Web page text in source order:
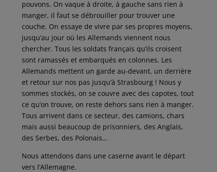
pouvons. On vaque à droite, à gauche sans rien à
manger, il faut se débrouiller pour trouver une
couche. On essaye de vivre par ses propres moyens,
jusqu’au jour où les Allemands viennent nous
chercher. Tous les soldats français qu’ils croisent
sont ramassés et embarqués en colonnes. Les
Allemands mettent un garde au-devant, un derrière
et retour sur nos pas jusqu’à Strasbourg ! Nous y
sommes stockés, on se couvre avec des capotes, tout
ce qu’on trouve, on reste dehors sans rien à manger.
Tous arrivent dans ce secteur, des camions, chars
mais aussi beaucoup de prisonniers, des Anglais,
des Serbes, des Polonais…
Nous attendons dans une caserne avant le départ
vers l’Allemagne.